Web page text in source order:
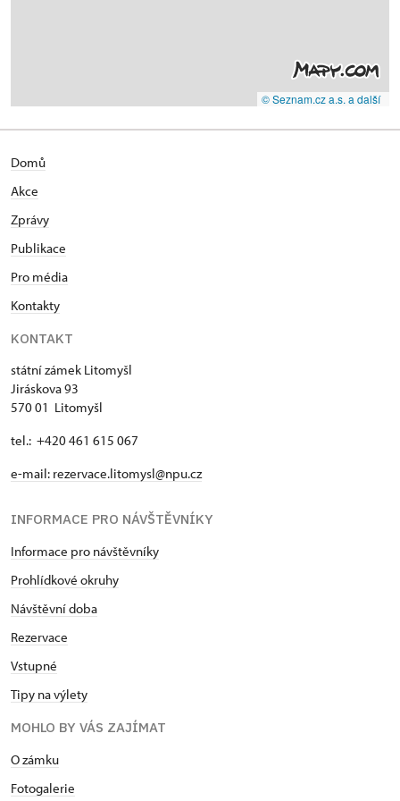
© Seznam.cz a.s. a další
Domů
Akce
Zprávy
Publikace
Pro média
Kontakty
KONTAKT
státní zámek Litomyšl
Jiráskova 93
570 01 Litomyšl
tel.: +420 461 615 067
e-mail: rezervace.litomysl@npu.cz
INFORMACE PRO NÁVŠTĚVNÍKY
Informace pro návštěvníky
Prohlídkové okruhy
Návštěvní doba
Rezervace
Vstupné
Tipy na výlety
MOHLO BY VÁS ZAJÍMAT
O zámku
Fotogalerie